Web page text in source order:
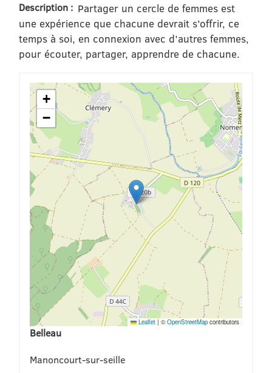
Description : Partager un cercle de femmes est
une expérience que chacune devrait s’offrir, ce
temps à soi, en connexion avec d’autres femmes,
pour écouter, partager, apprendre de chacune.
+
−
Leaflet | ©OpenStreetMap contributors
Belleau
Manoncourt-sur-seille